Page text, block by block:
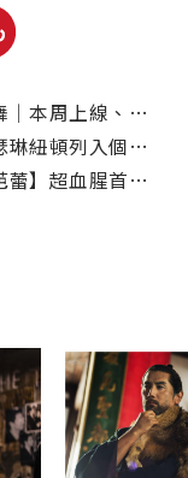
、電視首播推薦
恐怖片最驚悚經歷
腥首支預告曝光